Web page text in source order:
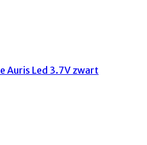
Auris Led 3.7V zwart